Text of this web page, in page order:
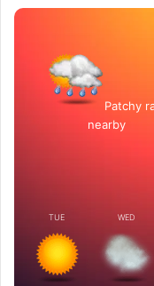
Patchy
nearby
TUE WED